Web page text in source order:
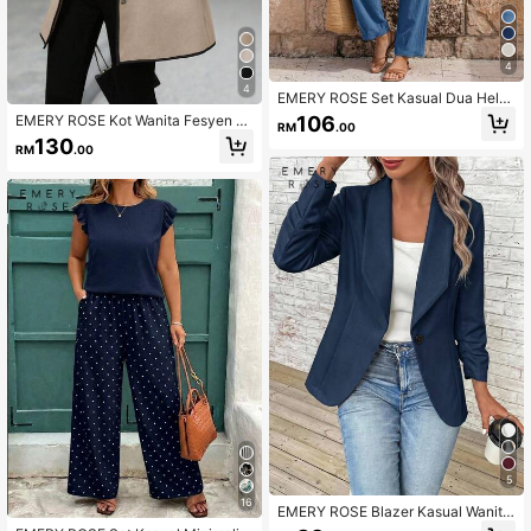
4
EMERY ROSE Kot Wanita Fesyen M
usim Luruh/Sejuk dengan Trim Kont
ras
RM130.00
16
4
EMERY ROSE Set Kasual Dua Helai
Wanita Warna Polos Lengan Panjan
g Kemeja Butang Tunggal dan Selu
RM106.00
5
EMERY ROSE Blazer Kasual Wanita